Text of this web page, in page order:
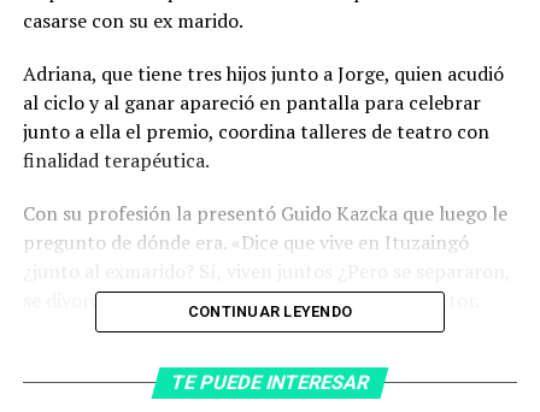
casarse con su ex marido.
Adriana, que tiene tres hijos junto a Jorge, quien acudió
al ciclo y al ganar apareció en pantalla para celebrar
junto a ella el premio, coordina talleres de teatro con
finalidad terapéutica.
Con su profesión la presentó Guido Kazcka que luego le
pregunto de dónde era. «Dice que vive en Ituzaingó
se divorciaron legalmente?”, interrogó el conductor.
años de divorciados volvimos a vivir juntos por amor”,
CONTINUAR LEYENDO
TE PUEDE INTERESAR